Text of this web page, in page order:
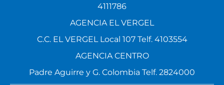
4111786
AGENCIA EL VERGEL
C.C. EL VERGEL Local 107 Telf. 4103554
AGENCIA CENTRO
Padre Aguirre y G. Colombia Telf. 2824000